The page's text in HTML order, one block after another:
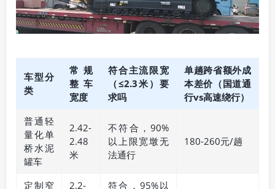
车型分
类
常规
整车
宽度
符合主流限宽
（≤2.3米）要
求吗
单趟跨省额外成
本差价（国道通
行vs高速绕行）
普通轻
量化单
桥水泥
罐车
2.42-
2.48
米
不符合，90%
以上限宽墩无
法通行
180-260元/趟
定制窄 2.2- 符合，95%以